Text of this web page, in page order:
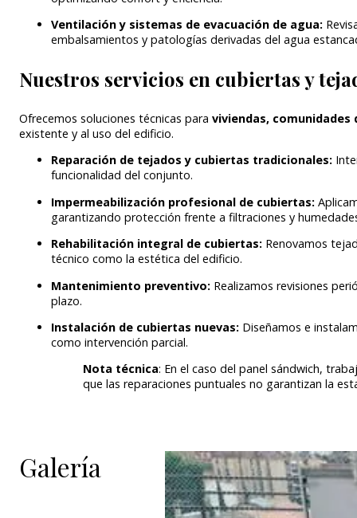
Ventilación y sistemas de evacuación de agua:
embalsamientos y patologías derivadas del agua
Nuestros servicios en cubiertas y
Ofrecemos soluciones técnicas para viviendas,
existente y al uso del edificio.
Reparación de tejados y cubiertas tradicionales:
funcionalidad del conjunto.
Impermeabilización profesional de cubiertas:
garantizando protección frente a filtraciones y
Rehabilitación integral de cubiertas: Renovamos
técnico como la estética del edificio.
Mantenimiento preventivo: Realizamos revisiones
plazo.
Instalación de cubiertas nuevas: Diseñamos e
como intervención parcial.
Nota técnica: En el caso del panel sándwich,
que las reparaciones puntuales no garantizan la
Galería